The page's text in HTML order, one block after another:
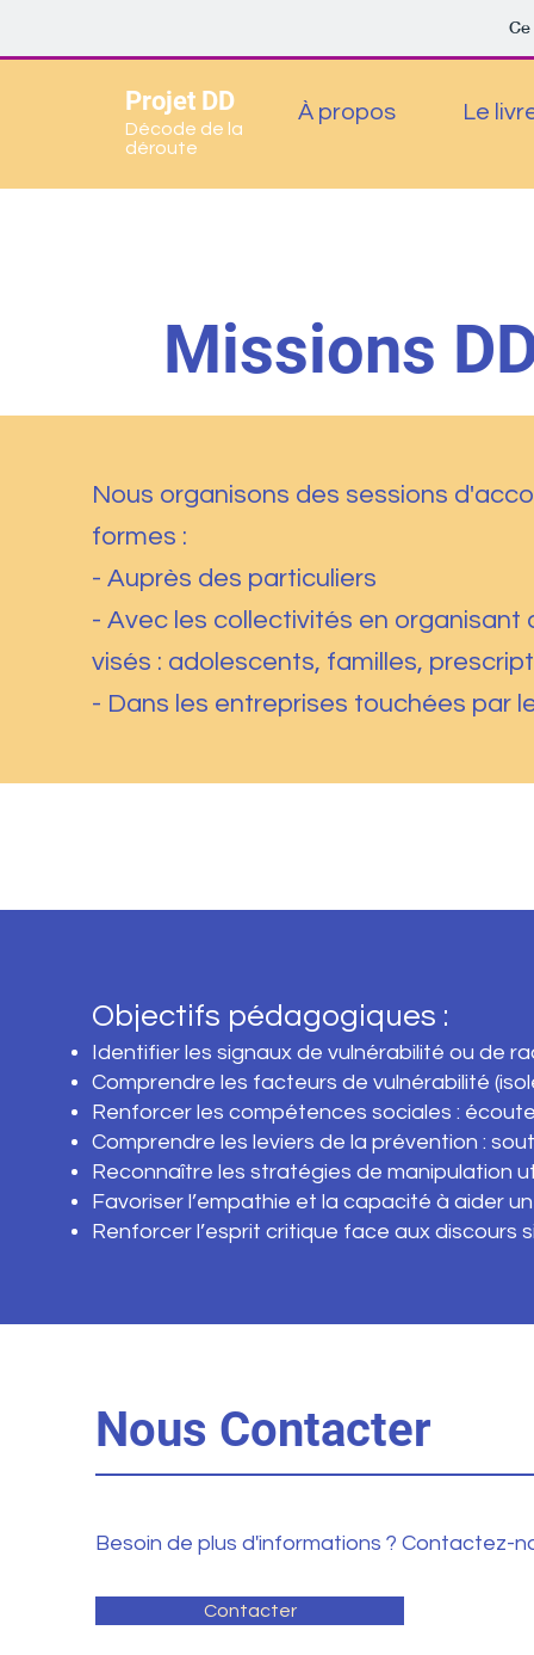
Projet DD
Décode de la
déroute
À propos Le
Nous organisons des sessions
formes :
- Auprès des particuliers
- Avec les collectivités en organisant
visés : adolescents, familles,
- Dans les entreprises touchées par
Missions
Objectifs pédagogiques :
Identifier les signaux de vulnérabilité ou de
Comprendre les facteurs de vulnérabilité
Renforcer les compétences sociales :
Comprendre les leviers de la prévention :
Reconnaître les stratégies de manipulation
Favoriser l’empathie et la capacité à aider
Renforcer l’esprit critique face aux discours
Nous Contacter
Besoin de plus d'informations ? Contactez-
Contacter